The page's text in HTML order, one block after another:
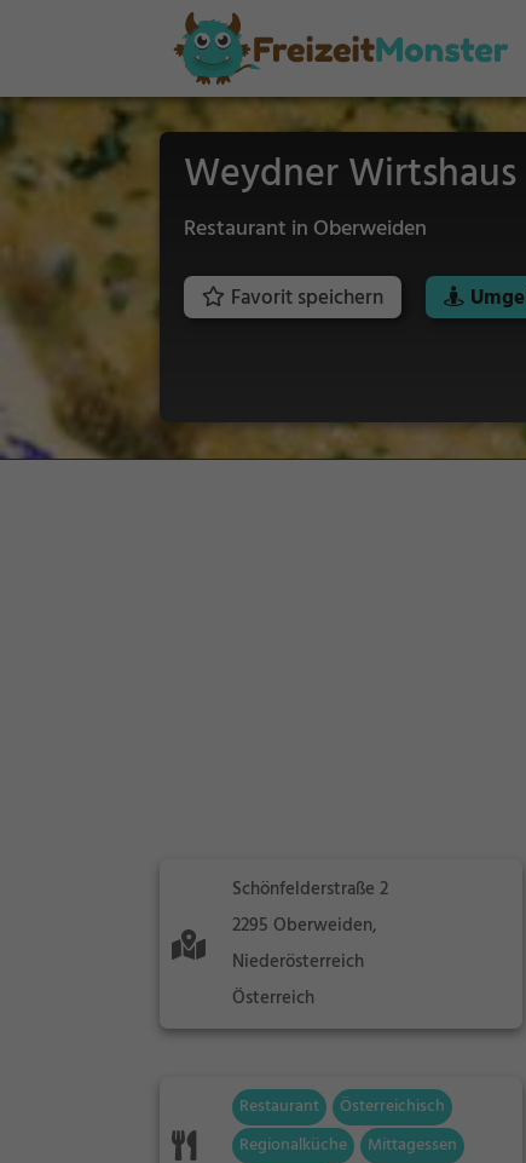
Weydner Wirtshaus
Restaurant in Oberweiden
Favorit speichern
Schönfelderstraße 2
2295 Oberweiden,
Niederösterreich
Österreich
Restaurant
Österreichisch
Regionalküche
Mittagessen